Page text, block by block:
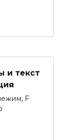
и текст
F